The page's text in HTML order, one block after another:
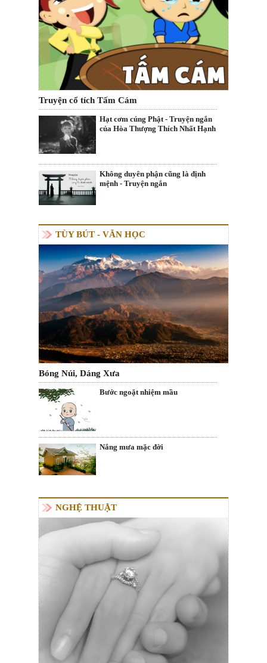
Truyện cổ tích Tấm Cám
Hạt cơm cúng Phật - Truyện ngắn
của Hòa Thượng Thích Nhất Hạnh
Không duyên phận cũng là định
mệnh - Truyện ngắn
TÙY BÚT - VĂN HỌC
Bóng Núi, Dáng Xưa
Bước ngoặt nhiệm mầu
Nắng mưa mặc đời
NGHỆ THUẬT